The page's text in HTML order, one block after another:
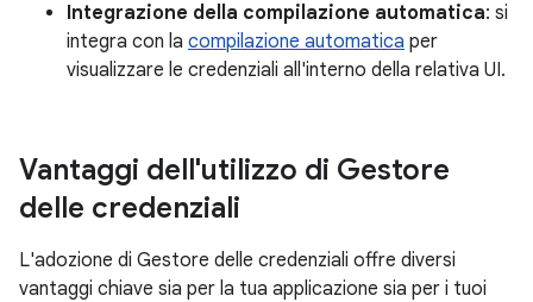
Integrazione della compilazione automatica: si
integra con la compilazione automatica per
visualizzare le credenziali all'interno della relativa UI.
Vantaggi dell'utilizzo di Gestore
delle credenziali
L'adozione di Gestore delle credenziali offre diversi
vantaggi chiave sia per la tua applicazione sia per i tuoi